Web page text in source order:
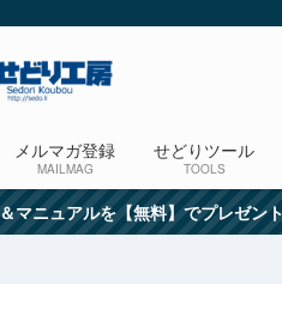
メルマガ登録
MAILMAG
せどりツール
TOOLS
マニュアルを【無料】でプレゼン